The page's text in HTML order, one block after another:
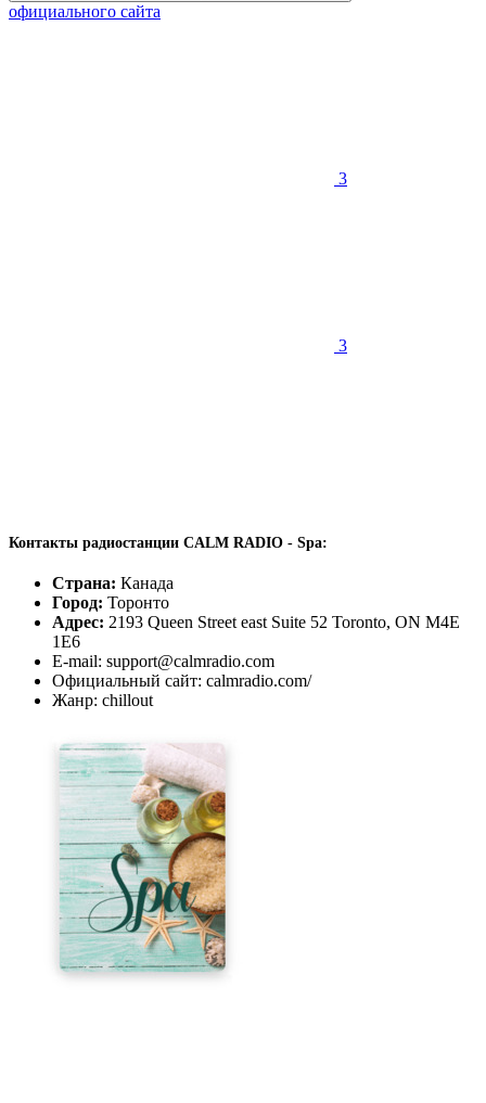
официального сайта
3
3
Контакты радиостанции CALM RADIO - Spa:
Страна: Канада
Город: Торонто
Адрес: 2193 Queen Street east Suite 52 Toronto, ON M4E
1E6
E-mail: support@calmradio.com
Официальный сайт: calmradio.com/
Жанр: chillout